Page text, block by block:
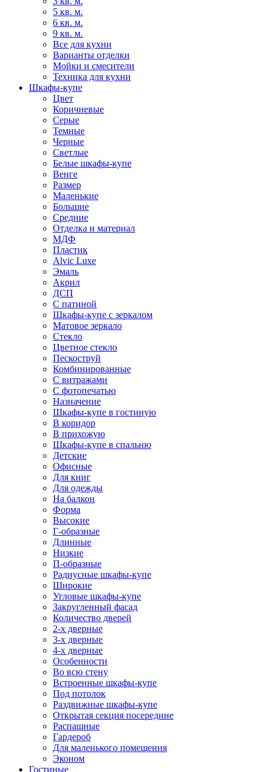
5 кв. м.
6 кв. м.
9 кв. м.
Все для кухни
Варианты отделки
Мойки и смесители
Техника для кухни
Шкафы-купе
Цвет
Коричневые
Серые
Темные
Черные
Светлые
Белые шкафы-купе
Венге
Размер
Маленькие
Большие
Средние
Отделка и материал
МДФ
Пластик
Alvic Luxe
Эмаль
Акрил
ДСП
С патиной
Шкафы-купе с зеркалом
Матовое зеркало
Стекло
Цветное стекло
Пескоструй
Комбинированные
С витражами
С фотопечатью
Назначение
Шкафы-купе в гостиную
В коридор
В прихожую
Шкафы-купе в спальню
Детские
Офисные
Для книг
Для одежды
На балкон
Форма
Высокие
Г-образные
Длинные
Низкие
П-образные
Радиусные шкафы-купе
Широкие
Угловые шкафы-купе
Закругленный фасад
Количество дверей
2-х дверные
3-х дверные
4-х дверные
Особенности
Во всю стену
Встроенные шкафы-купе
Под потолок
Раздвижные шкафы-купе
Открытая секция посередине
Распашные
Гардероб
Для маленького помещения
Эконом
Гостиные